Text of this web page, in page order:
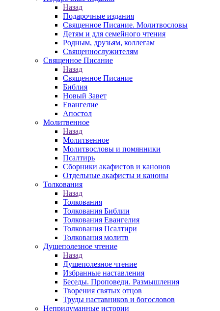
Назад
Подарочные издания
Священное Писание. Молитвословы
Детям и для семейного чтения
Родным, друзьям, коллегам
Священнослужителям
Священное Писание
Назад
Священное Писание
Библия
Новый Завет
Евангелие
Апостол
Молитвенное
Назад
Молитвенное
Молитвословы и помянники
Псалтирь
Сборники акафистов и канонов
Отдельные акафисты и каноны
Толкования
Назад
Толкования
Толкования Библии
Толкования Евангелия
Толкования Псалтири
Толкования молитв
Душеполезное чтение
Назад
Душеполезное чтение
Избранные наставления
Беседы. Проповеди. Размышления
Творения святых отцов
Труды наставников и богословов
Непридуманные истории